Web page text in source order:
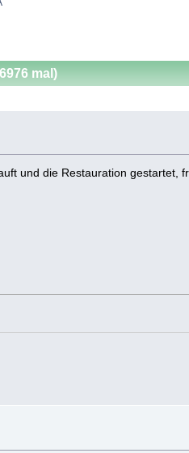
mal)
und die Restauration